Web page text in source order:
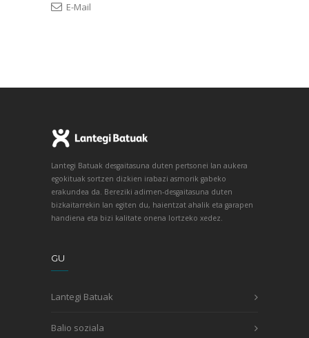
E-Mail
Lantegi Batuak desgaitasuna duten pertsonei lan aukera
egokituak sortzen dizkien irabazi asmorik gabeko
erakundea da. Bereziki adimen-desgaitasuna duten
bizkaitarrekin lan egiten du, haientzat ahalik eta garapen
handiena eta bizi kalitate onena lortzeko xedez.
GU
Lantegi Batuak
Balio soziala